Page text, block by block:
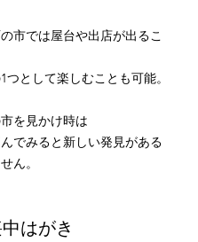
市では屋台や出店が出るこ
つとして楽しむことも可能。
を見かけ時は
でみると新しい発見がある
ん。
中はがき